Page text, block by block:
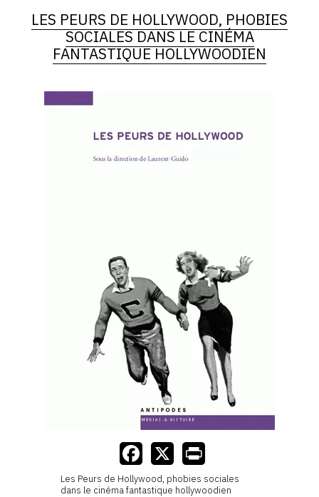
LES PEURS DE HOLLYWOOD, PHOBIES
SOCIALES DANS LE CINÉMA
FANTASTIQUE HOLLYWOODIEN
Les Peurs de Hollywood, phobies sociales
dans le cinéma fantastique hollywoodien